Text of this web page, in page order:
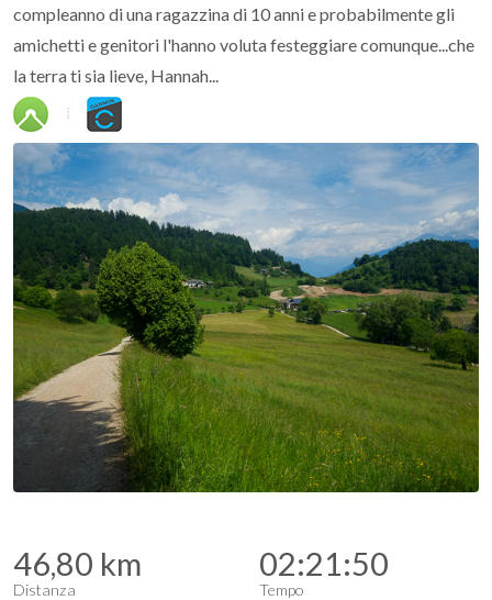
compleanno di una ragazzina di 10 anni e probabilmente gli
amichetti e genitori l'hanno voluta festeggiare comunque...che
la terra ti sia lieve, Hannah...
46,80 km
Distanza
02:21:50
Tempo